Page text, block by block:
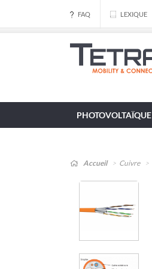
FAQ LEXIQUE
PHOTOVOLTAÏQUE
Accueil Cuivre